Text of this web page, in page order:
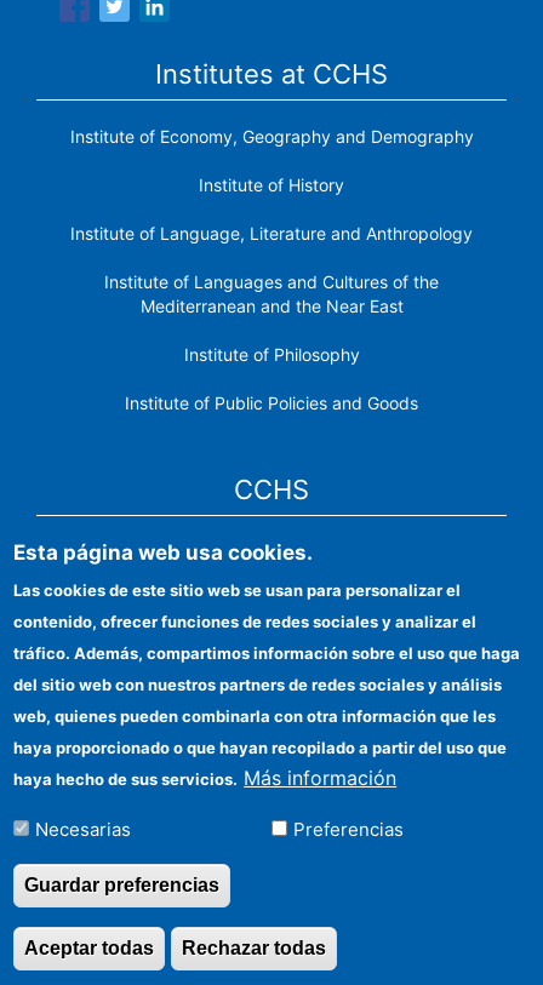
Institutes at CCHS
Institute of Economy, Geography and Demography
Institute of History
Institute of Language, Literature and Anthropology
Institute of Languages ​​and Cultures of the
Mediterranean and the Near East
Institute of Philosophy
Institute of Public Policies and Goods
CCHS
CSIC Electronic Office
Institutional identity
Information for providers
FEDER funds
Funding entities
Contact
Location
©Copyright 2026 Todos los derechos reservados
Esta página web usa cookies.
Las cookies de este sitio web se usan para personalizar el
contenido, ofrecer funciones de redes sociales y analizar el
tráfico. Además, compartimos información sobre el uso que haga
del sitio web con nuestros partners de redes sociales y análisis
web, quienes pueden combinarla con otra información que les
haya proporcionado o que hayan recopilado a partir del uso que
haya hecho de sus servicios. Más información
Necesarias Preferencias
Guardar preferencias
Rechazar todas
Aceptar todas